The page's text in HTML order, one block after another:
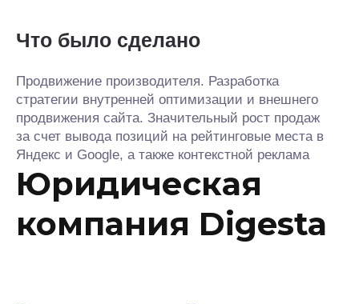
Что было сделано
Продвижение производителя. Разработка
стратегии внутренней оптимизации и внешнего
продвижения сайта. Значительный рост продаж
за счет вывода позиций на рейтинговые места в
Яндекс и Google, а также контекстной реклама
Юридическая
компания Digesta